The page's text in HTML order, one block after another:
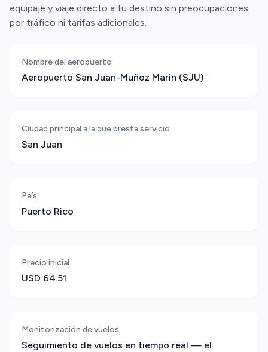
equipaje y viaje directo a tu destino sin preocupaciones
por tráfico ni tarifas adicionales.
Nombre del aeropuerto
Aeropuerto San Juan-Muñoz Marin (SJU)
Ciudad principal a la que presta servicio
San Juan
País
Puerto Rico
Precio inicial
USD 64.51
Monitorización de vuelos
Seguimiento de vuelos en tiempo real — el